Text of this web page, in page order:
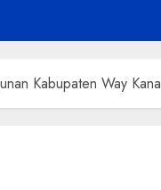
Kabupaten Way